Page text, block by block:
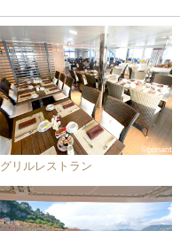
©ponant
グリルレストラン